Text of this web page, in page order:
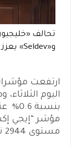
تحالف
و«Seldev» يعزز خريطة جذب الاستث...
ارتفعت
مستوى 2944 نقطة.